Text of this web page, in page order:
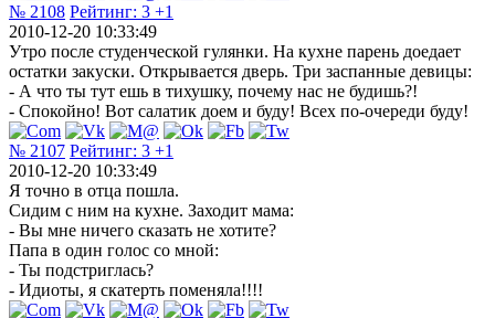
№ 2108 Рейтинг: 3 +1
2010-12-20 10:33:49
Утро после студенческой гулянки. На кухне парень доедает
остатки закуски. Открывается дверь. Три заспанные девицы:
- А что ты тут ешь в тихушку, почему нас не будишь?!
- Спокойно! Вот салатик доем и буду! Всех по-очереди буду!
№ 2107 Рейтинг: 3 +1
2010-12-20 10:33:49
Я точно в отца пошла.
Сидим с ним на кухне. Заходит мама:
- Вы мне ничего сказать не хотите?
Папа в один голос со мной:
- Ты подстриглась?
- Идиоты, я скатерть поменяла!!!!